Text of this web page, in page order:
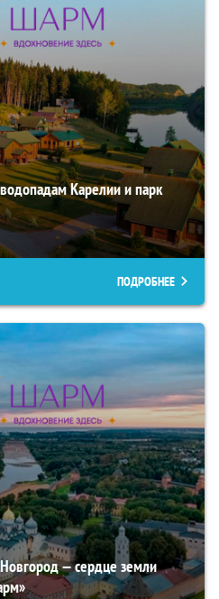
Карелии и парк
ПОДРОБНЕЕ
— сердце земли